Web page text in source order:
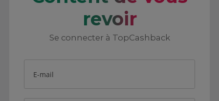
revoir
Se connecter à TopCashback
E-mail